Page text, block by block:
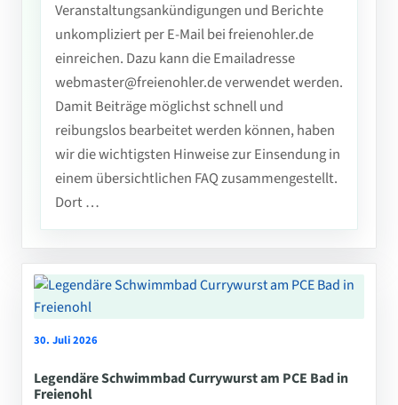
Veranstaltungsankündigungen und Berichte
unkompliziert per E-Mail bei freienohler.de
einreichen. Dazu kann die Emailadresse
webmaster@freienohler.de verwendet werden.
Damit Beiträge möglichst schnell und
reibungslos bearbeitet werden können, haben
wir die wichtigsten Hinweise zur Einsendung in
einem übersichtlichen FAQ zusammengestellt.
Dort …
30. Juli 2026
Legendäre Schwimmbad Currywurst am PCE Bad in
Freienohl